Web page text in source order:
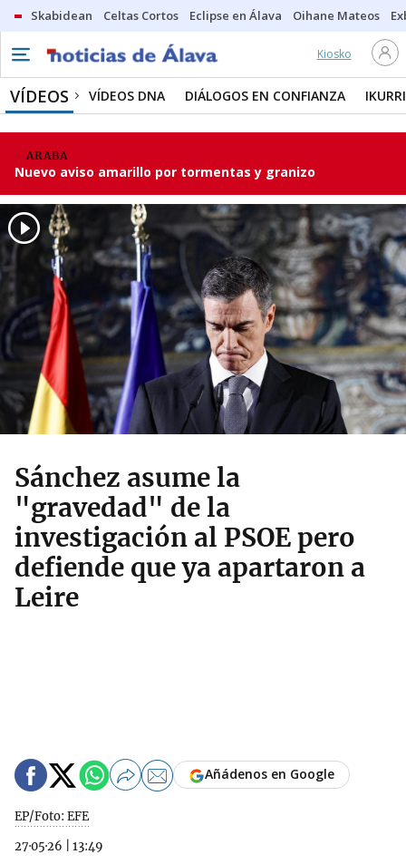
Skabidean Celtas Cortos Eclipse en Álava Oihane Mateos
Kiosko
VÍDEOS VÍDEOS DNA DIÁLOGOS EN CONFIANZA
ARABA
Nuevo aviso amarillo por tormentas y granizo
Sánchez asume la
"gravedad" de la
investigación al PSOE pero
defiende que ya apartaron a
Leire
EP/Foto: EFE
27·05·26
13:49
Añádenos en Google